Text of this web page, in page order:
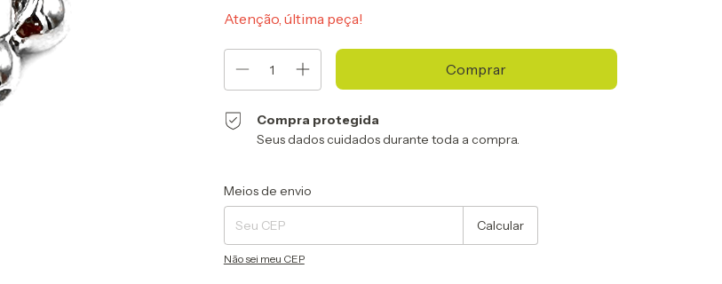
Atenção, última peça!
Compra protegida
Seus dados cuidados durante toda a compra.
Entregas para o CEP:
Meios de envio
Calcular
Não sei meu CEP